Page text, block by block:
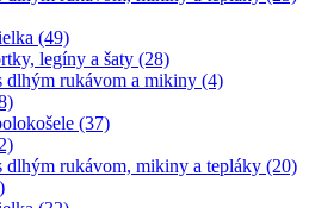
(49)
legíny a šaty (28)
dlhým rukávom a mikiny (4)
(37)
dlhým rukávom, mikiny a tepláky (20)